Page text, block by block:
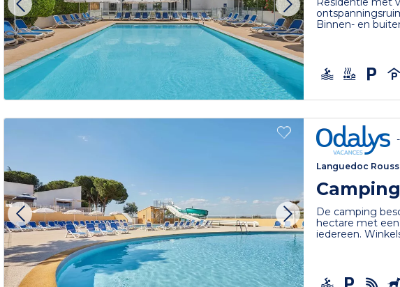
Binnen- en
-
Languedoc
De camping
hectare met
iedereen.